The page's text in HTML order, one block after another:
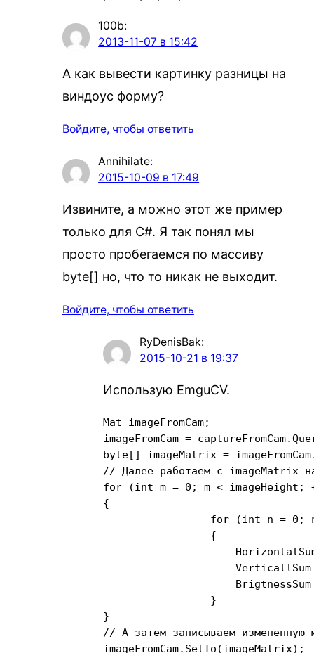
100b:
2013-11-07 в 15:42
А как вывести картинку разницы на
виндоус форму?
Войдите, чтобы ответить
Annihilate:
2015-10-09 в 17:49
Извините, а можно этот же пример
только для C#. Я так понял мы
просто пробегаемся по массиву
byte[] но, что то никак не выходит.
Войдите, чтобы ответить
RyDenisBak:
2015-10-21 в 19:37
Использую EmguCV.
Mat imageFromCam;
imageFromCam =
byte[] imageMatrix =
// Далее работаем с imageMatrix
for (int m = 0; m < imageHeight;
{
for (int n = 0;
                 {
                 }
}
// А затем записываем измененную
imageFromCam.SetTo(imageMatrix);